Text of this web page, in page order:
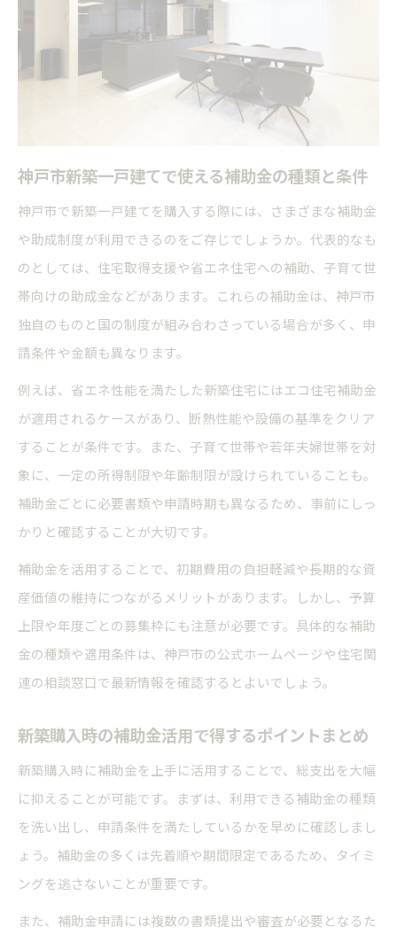
神戸市新築一戸建てで使える補助金の種類と条件
神戸市で新築一戸建てを購入する際には、さまざまな補助金
や助成制度が利用できるのをご存じでしょうか。代表的なも
のとしては、住宅取得支援や省エネ住宅への補助、子育て世
帯向けの助成金などがあります。これらの補助金は、神戸市
独自のものと国の制度が組み合わさっている場合が多く、申
請条件や金額も異なります。
例えば、省エネ性能を満たした新築住宅にはエコ住宅補助金
が適用されるケースがあり、断熱性能や設備の基準をクリア
することが条件です。また、子育て世帯や若年夫婦世帯を対
象に、一定の所得制限や年齢制限が設けられていることも。
補助金ごとに必要書類や申請時期も異なるため、事前にしっ
かりと確認することが大切です。
補助金を活用することで、初期費用の負担軽減や長期的な資
産価値の維持につながるメリットがあります。しかし、予算
上限や年度ごとの募集枠にも注意が必要です。具体的な補助
金の種類や適用条件は、神戸市の公式ホームページや住宅関
連の相談窓口で最新情報を確認するとよいでしょう。
新築購入時の補助金活用で得するポイントまとめ
新築購入時に補助金を上手に活用することで、総支出を大幅
に抑えることが可能です。まずは、利用できる補助金の種類
を洗い出し、申請条件を満たしているかを早めに確認しまし
ょう。補助金の多くは先着順や期間限定であるため、タイミ
ングを逃さないことが重要です。
また、補助金申請には複数の書類提出や審査が必要となるた